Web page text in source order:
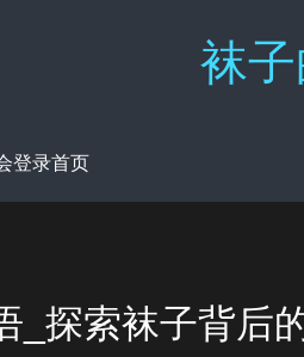
袜
登录首页
_探索袜子背后